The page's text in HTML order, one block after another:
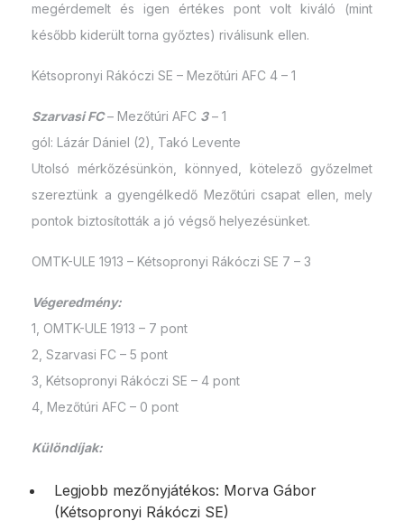
megérdemelt és igen értékes pont volt kiváló (mint
később kiderült torna győztes) riválisunk ellen.
Kétsopronyi Rákóczi SE – Mezőtúri AFC 4 – 1
Szarvasi FC– Mezőtúri AFC 3– 1
gól: Lázár Dániel (2), Takó Levente
Utolsó mérkőzésünkön, könnyed, kötelező győzelmet
szereztünk a gyengélkedő Mezőtúri csapat ellen, mely
pontok biztosították a jó végső helyezésünket.
OMTK-ULE 1913 – Kétsopronyi Rákóczi SE 7 – 3
Végeredmény:
1, OMTK-ULE 1913 – 7 pont
2, Szarvasi FC – 5 pont
3, Kétsopronyi Rákóczi SE – 4 pont
4, Mezőtúri AFC – 0 pont
Különdíjak:
Legjobb mezőnyjátékos: Morva Gábor
(Kétsopronyi Rákóczi SE)